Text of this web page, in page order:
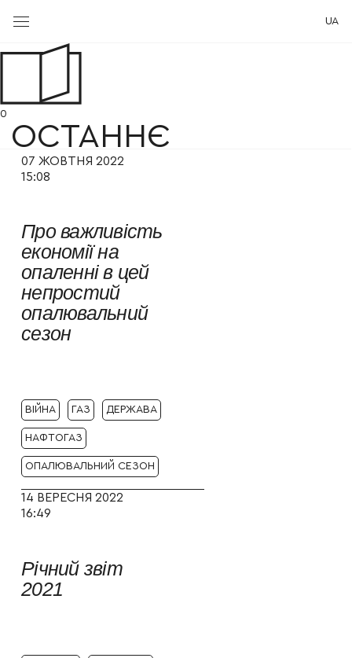
0
UA
ОСТАННЄ
07 ЖОВТНЯ 2022
15:08
Про важливість
економії на
опаленні в цей
непростий
опалювальний
сезон
ВІЙНА ГАЗ ДЕРЖАВА
НАФТОГАЗ
ОПАЛЮВАЛЬНИЙ СЕЗОН
14 ВЕРЕСНЯ 2022
16:49
Річний звіт
2021